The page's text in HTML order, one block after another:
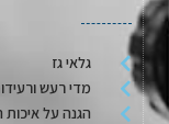
גלאי גז
מדי רעש
הגנה על